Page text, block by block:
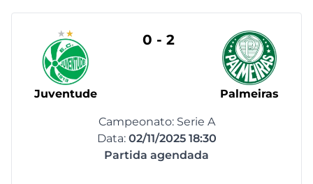
Juventude
0 - 2
Palmeiras
Campeonato: Serie A
Data: 02/11/2025 18:30
Partida agendada